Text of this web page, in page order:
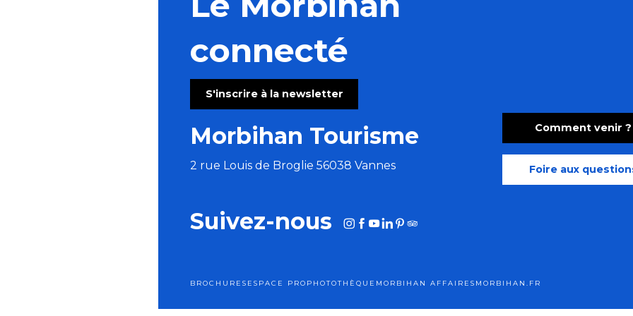
connecté
S'inscrire à la newsletter
Morbihan Tourisme
2 rue Louis de Broglie 56038 Vannes
Comment venir ?
Foire aux
Suivez-nous
BROCHURES ESPACE PRO PHOTOTHÈQUE MORBIHAN AFFAIRES MORBIHAN.FR